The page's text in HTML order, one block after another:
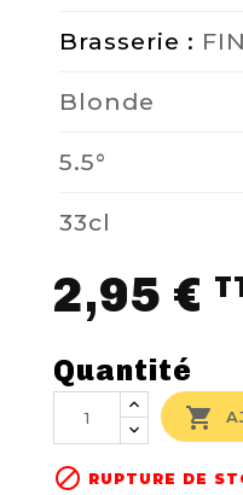
Brasserie :
Blonde
5.5°
33cl
2,95 €
Quantité

 RUPTURE DE